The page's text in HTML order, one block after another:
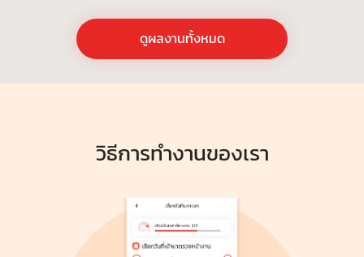
ดูผลงานทั้งหมด
วิธีการทำงานของเรา